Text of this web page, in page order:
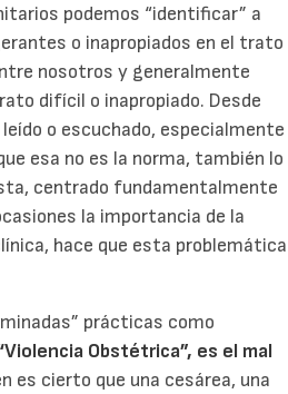
podemos “identificar” a
o inapropiados en el trato
nosotros y generalmente
difícil o inapropiado. Desde
o escuchado, especialmente
esa no es la norma, también lo
centrado fundamentalmente
la importancia de la
hace que esta problemática
prácticas como
Obstétrica”, es el mal
es cierto que una cesárea, una